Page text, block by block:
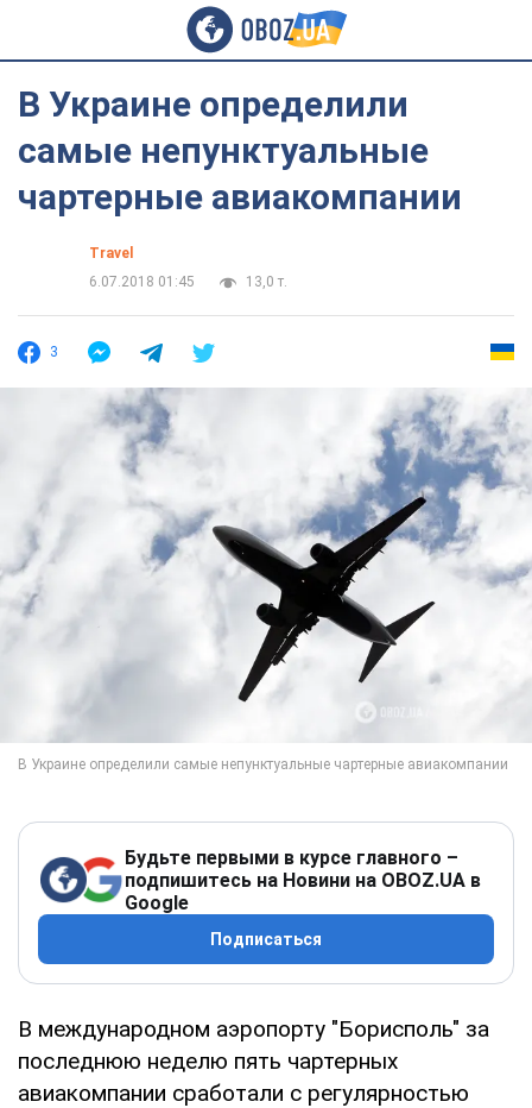
В Украине определили
самые непунктуальные
чартерные авиакомпании
Travel
6.07.2018 01:45
13,0 т.
3
Будьте первыми в курсе главного –
подпишитесь на Новини на OBOZ.UA в
Google
Подписаться
В международном аэропорту "Борисполь" за
последнюю неделю пять чартерных
авиакомпании сработали с регулярностью